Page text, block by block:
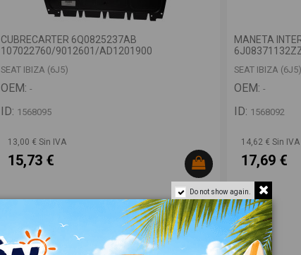
CUBRECARTER 6Q0825237AB
107022760/9012601/AD1201900
SEAT IBIZA (6J5)
OEM: -
ID: 1568095
13,00 € Sin IVA
15,73 €
MANETA
SEAT IBIZA (6J5)
OEM: -
ID: 1568092
14,62 € Sin IVA
17,69 €
Do not show again.